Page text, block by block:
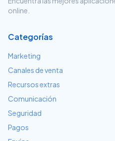
online.
Categorías
Marketing
Canales de venta
Recursos extras
Comunicación
Seguridad
Pagos